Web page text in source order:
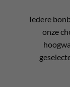
Iedere
onze